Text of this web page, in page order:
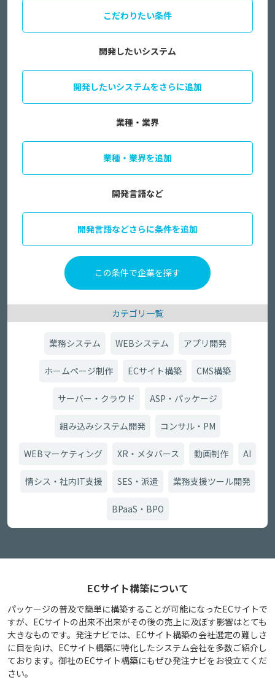
こだわりたい条件
開発したいシステム
開発したいシステムをさらに追加
業種・業界
業種・業界を追加
開発言語など
開発言語などさらに条件を追加
カテゴリ一覧
業務システム WEBシステム アプリ開発
ホームページ制作 ECサイト構築 CMS構築
サーバー・クラウド ASP・パッケージ
組み込みシステム開発 コンサル・PM
WEBマーケティング XR・メタバース 動画制作 AI
情シス・社内IT支援 SES・派遣 業務支援ツール開発
BPaaS・BPO
ECサイト構築について
パッケージの普及で簡単に構築することが可能になったECサイトで
すが、ECサイトの出来不出来がその後の売上に及ぼす影響はとても
大きなものです。発注ナビでは、ECサイト構築の会社選定の難しさ
に目を向け、ECサイト構築に特化したシステム会社を多数ご紹介し
ております。御社のECサイト構築にもぜひ発注ナビをお役立てくだ
さい。